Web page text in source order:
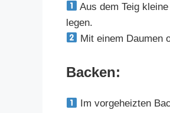
Aus dem Teig
legen.
Mit einem Daumen
Backen:
Im vorgeheizten